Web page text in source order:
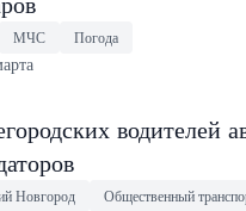
МЧС Погода
водителей
Новгород Общественный